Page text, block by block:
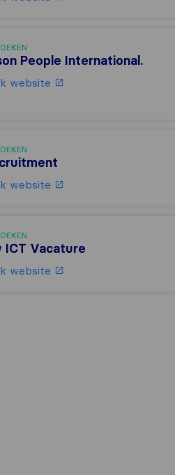
People International.
website
website
ICT Vacature
website